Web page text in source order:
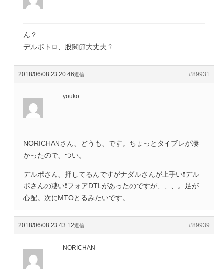
ん？
デルポトロ、股関節大丈夫？
2018/06/08 23:20:46 #89931
返信
youko
NORICHANさん、どうも、です。ちょっとタイブレが凄
かったので、つい。
デルポさん、押してるんですがナダルさんが上手い❗デル
ポさんの凄い❗フォアDTLがあったのですが、、、。足が
心配。次にMTOとるみたいです。
2018/06/08 23:43:12 #89939
返信
NORICHAN